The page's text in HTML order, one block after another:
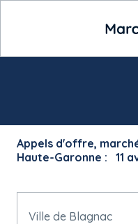
Appels d'offre,
Haute-Garonne :
11
Ville de Blagnac